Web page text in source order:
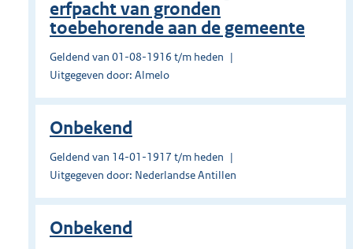
erfpacht van gronden
toebehorende aan de gemeente
Geldend van 01-08-1916 t/m heden
Uitgegeven door: Almelo
Onbekend
Geldend van 14-01-1917 t/m heden
Uitgegeven door: Nederlandse Antillen
Onbekend